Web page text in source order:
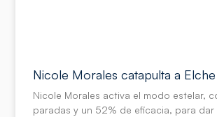
Nicole Morales catapulta a
Nicole Morales activa el modo estelar,
paradas y un 52% de eficacia, para dar